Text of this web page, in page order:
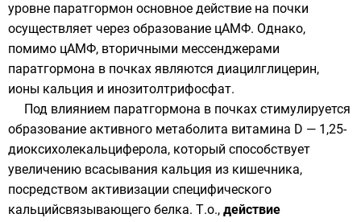
уровне паратгормон основное действие на почки
осуществляет через образование цАМФ. Однако,
помимо цАМФ, вторичными мессенджерами
паратгормона в почках являются диацилглицерин,
ионы кальция и инозитолтрифосфат.
Под влиянием паратгормона в почках стимулируется
образование активного метаболита витамина D — 1,25-
диоксихолекальциферола, который способствует
увеличению всасывания кальция из кишечника,
посредством активизации специфического
кальцийсвязывающего белка. Т.о., действие